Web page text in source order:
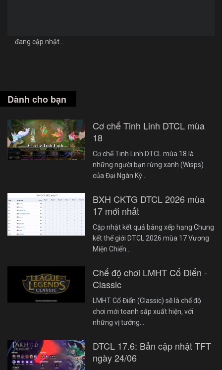
đang cập nhật...
Dành cho bạn
Cơ chế Tinh Linh DTCL mùa
18
Cơ chế Tinh Linh DTCL mùa 18 là
những người bạn rừng xanh (Wisps)
của Đại Ngàn Kỳ…
BXH CKTG DTCL 2026 mùa
17 mới nhất
Cập nhật kết quả bảng xếp hạng Chung
kết thế giới DTCL 2026 mùa 17 Vương
Miện Chiến…
Chế độ chơi LMHT Cổ Điển -
Classic
LMHT Cổ Điển (Classic) sẽ là chế độ
chơi mới toanh sắp xuất hiện, với
những vị tướng…
DTCL 17.6: Bản cập nhật TFT
ngày 24/06